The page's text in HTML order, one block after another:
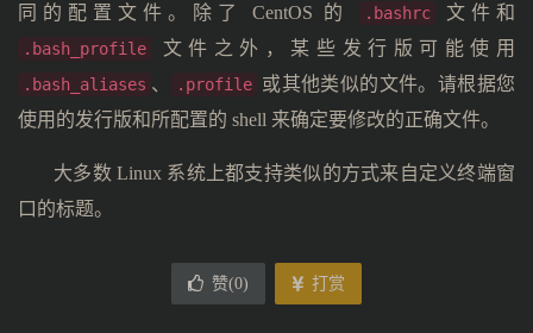
同的配置文件。除了 CentOS 的
.bashrc 文件和
.bash_profile 文件之外，某些发行版可能使用
.bash_aliases 、 .profile 或其他类似的文件。请根据您
使用的发行版和所配置的 shell 来确定要修改的正确文件。
大多数 Linux 系统上都支持类似的方式来自定义终端窗
口的标题。
赞(0) 打赏